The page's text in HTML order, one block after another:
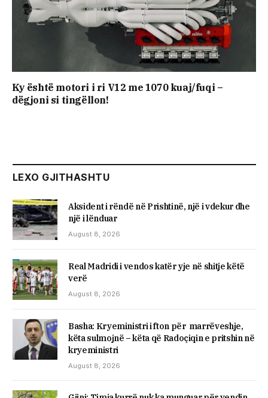
Ky është motori i ri V12 me 1070 kuaj/fuqi –
dëgjoni si tingëllon!
LEXO GJITHASHTU
Aksident i rëndë në Prishtinë, një i vdekur dhe
një i lënduar
August 8, 2026
Real Madridi i vendos katër yje në shitje këtë
verë
August 8, 2026
Basha: Kryeministri i fton për marrëveshje,
këta sulmojnë – këta që Radoçiqin e pritshin në
kryeministri
August 8, 2026